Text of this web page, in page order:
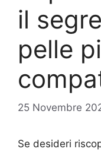
il
pelle
25 Novembre
Se desideri